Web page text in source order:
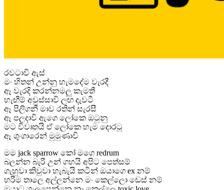
රවටාවි ඇස්
මං හිතන් උන්නු හැමදේම වැරදී
ඈ වැරදි කරන්නමලු කැමතී
හැඟීම් අවුස්සාවි ලඟ දැවටී
ඈ පිලිගනී මාව රතින් සැරසී
ඈ පලදාවි ඇගෙ ලෝකෙ ඔටුනු
මට විවෘතයි ඒ ලෝකෙ හැම දොරටූ
ඈ ශුංගාරෙන් මුමුණාවි
මම jack sparrow කෝ මගෙ redrum
බලන්න බැරි උන් ගහයි අපිට පෙත්සම්
ගැහුවා කිවුවා හැබැයි කටින් ඔයාගෙ ex නම්
හරිම තාලෙ අල්ලන්නෙ මං කෙල්ලො ඩෙස් නම්